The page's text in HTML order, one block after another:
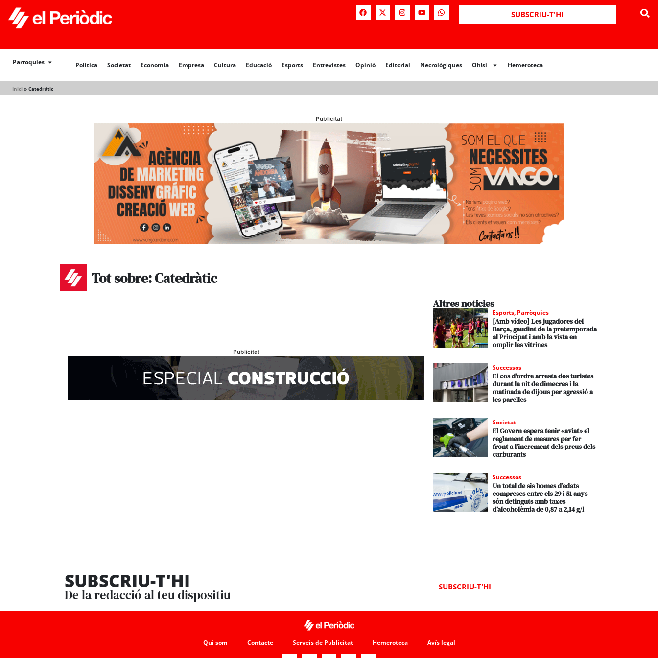
SUBSCRIU-T'HI
Parroquies Política Societat Economia Empresa Cultura Educació Esports Entrevistes Opinió Editorial Necrològiques Oh!si Hemeroteca
Inici » Catedràtic
Política Societat Opinió Editorial Necrològiques Hemeroteca
Publicitat
Tot sobre: Catedràtic
Publicitat
Altres noticies
Esports, Parròquies
[Amb vídeo] Les jugadores del
Barça, gaudint de la pretemporada
al Principat i amb la vista en
omplir les vitrines
Successos
El cos d’ordre arresta dos turistes
durant la nit de dimecres i la
matinada de dijous per agressió a
les parelles
Societat
El Govern espera tenir «aviat» el
reglament de mesures per fer
front a l’increment dels preus dels
carburants
Successos
Un total de sis homes d’edats
compreses entre els 29 i 51 anys
són detinguts amb taxes
d’alcoholèmia de 0,87 a 2,14 g/l
SUBSCRIU-T'HI
De la redacció al teu dispositiu
SUBSCRIU-T'HI
Qui som Contacte Serveis de Publicitat Hemeroteca Avís legal